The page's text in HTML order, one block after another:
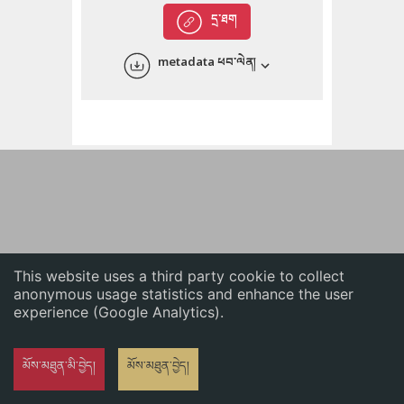
This website uses a third party cookie to collect
anonymous usage statistics and enhance the user
experience (Google Analytics).
མོས་མཐུན་མི་བྱེད། མོས་མཐུན་བྱེད།
English
དྲ་ཐག
metadata ཕབ་ལེན།